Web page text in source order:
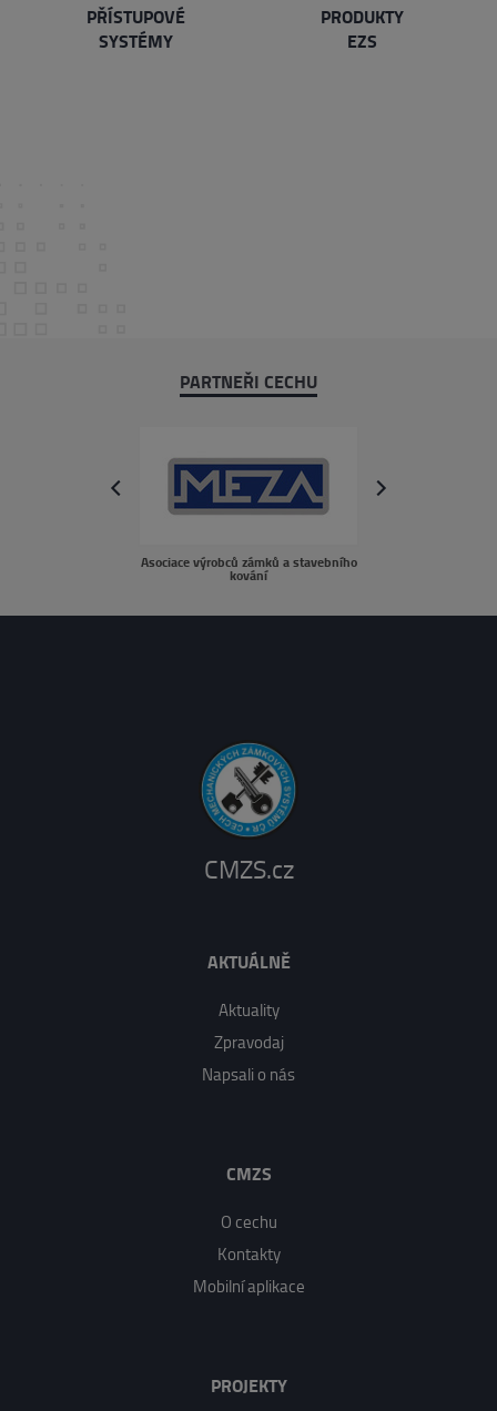
PŘÍSTUPOVÉ
SYSTÉMY
PRODUKTY
EZS
PARTNEŘI CECHU
Asociace výrobců zámků a stavebního
kování
prev next
CMZS.cz
AKTUÁLNĚ
Aktuality
Zpravodaj
Napsali o nás
CMZS
O cechu
Kontakty
Mobilní aplikace
PROJEKTY